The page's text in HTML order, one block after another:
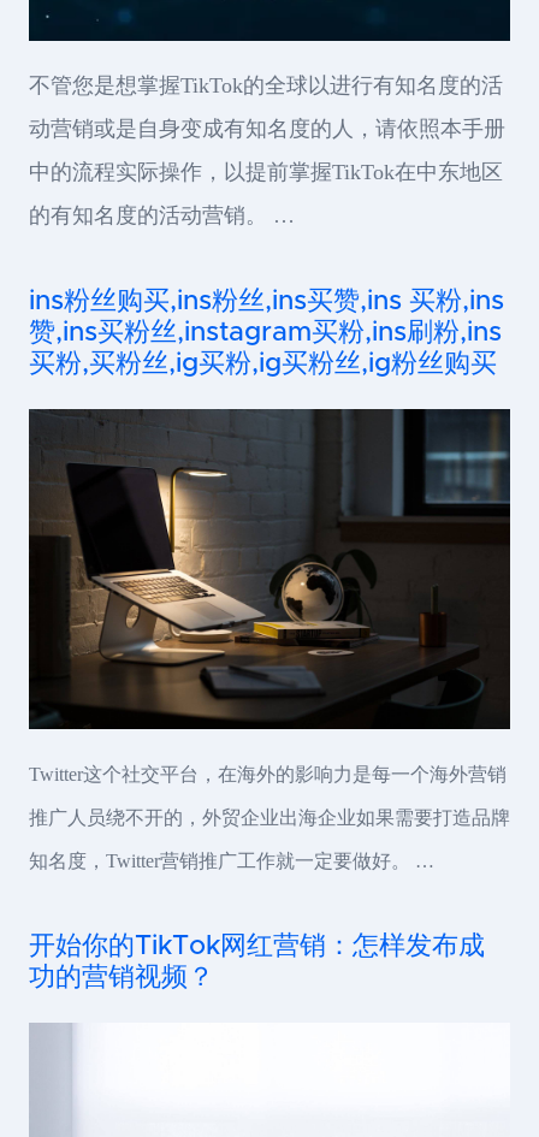
不管您是想掌握TikTok的全球以进行有知名度的活
动营销或是自身变成有知名度的人，请依照本手册
中的流程实际操作，以提前掌握TikTok在中东地区
的有知名度的活动营销。 …
ins粉丝购买,ins粉丝,ins买赞,ins 买粉,ins
赞,ins买粉丝,instagram买粉,ins刷粉,ins
买粉,买粉丝,ig买粉,ig买粉丝,ig粉丝购买
Twitter这个社交平台，在海外的影响力是每一个海外营销
推广人员绕不开的，外贸企业出海企业如果需要打造品牌
知名度，Twitter营销推广工作就一定要做好。 …
开始你的TikTok网红营销：怎样发布成
功的营销视频？